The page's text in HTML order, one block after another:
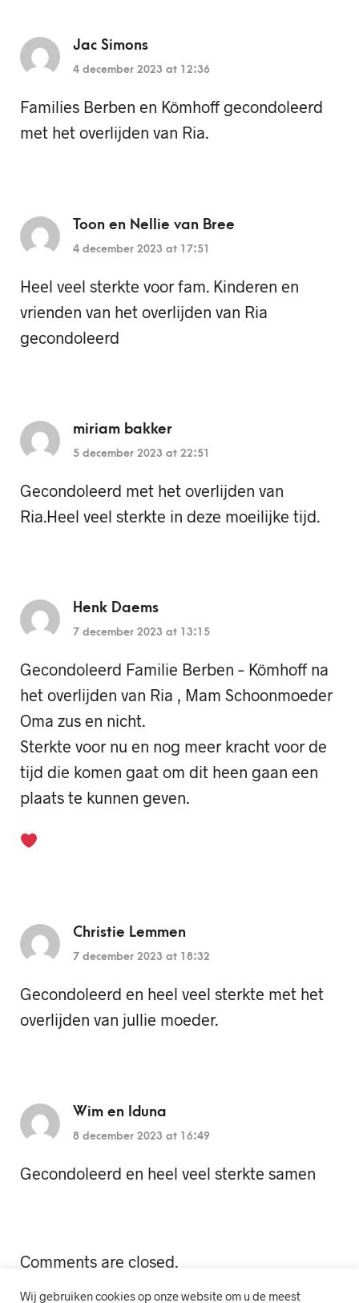
Jac Simons
4 december 2023 at 12:36
Families Berben en Kömhoff gecondoleerd
met het overlijden van Ria.
Toon en Nellie van Bree
4 december 2023 at 17:51
Heel veel sterkte voor fam. Kinderen en
vrienden van het overlijden van Ria
gecondoleerd
miriam bakker
5 december 2023 at 22:51
Gecondoleerd met het overlijden van
Ria.Heel veel sterkte in deze moeilijke tijd.
Henk Daems
7 december 2023 at 13:15
Gecondoleerd Familie Berben – Kömhoff na
het overlijden van Ria , Mam Schoonmoeder
Oma zus en nicht.
Sterkte voor nu en nog meer kracht voor de
tijd die komen gaat om dit heen gaan een
plaats te kunnen geven.
Christie Lemmen
7 december 2023 at 18:32
Gecondoleerd en heel veel sterkte met het
overlijden van jullie moeder.
Wim en Iduna
8 december 2023 at 16:49
Gecondoleerd en heel veel sterkte samen
Comments are closed.
Wij gebruiken cookies op onze website om u de meest